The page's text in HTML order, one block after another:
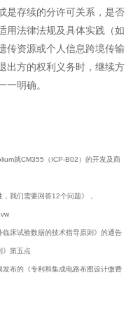
是存续的分许可关系，是否
用法律法规及具体实践（如
传资源或个人信息跨境传输
出方的权利义务时，继续方
明确。
就CM355（ICP-B02）的开发及商
我们需要回答12个问题》，
床试验数据的技术指导原则》的通告
》第五点
布的《专利和集成电路布图设计缴费